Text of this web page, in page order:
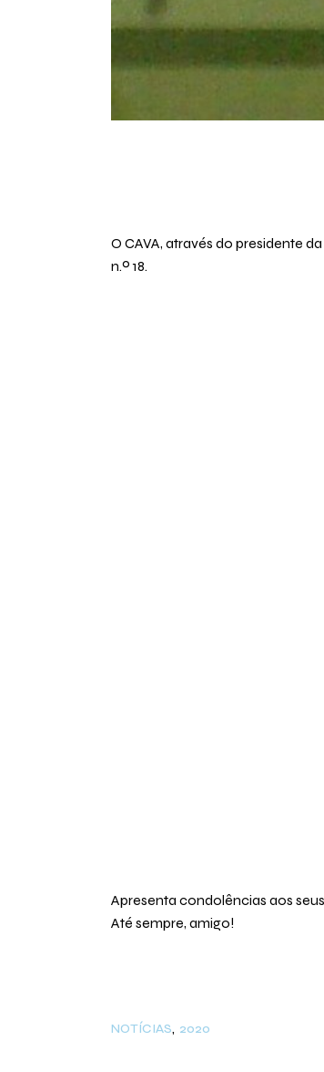
O CAVA, através do presidente
n.º 18.
Apresenta condolências aos
Até sempre, amigo!
NOTÍCIAS 2020